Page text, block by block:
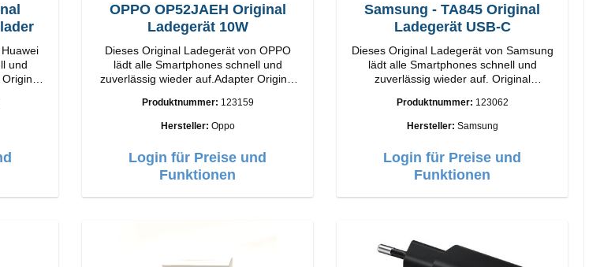
und
OPPO OP52JAEH Original
Ladegerät 10W
Dieses Original Ladegerät von OPPO
lädt alle Smartphones schnell und
zuverlässig wieder auf.Adapter Original
Anschlüsse: USB-A Output: 10W Farbe:
Weiss
Produktnummer: 123159
Hersteller: Oppo
Login für Preise und
Funktionen
Samsung - TA845 Original
Ladegerät USB-C
Dieses Original Ladegerät von Samsung
lädt alle Smartphones schnell und
zuverlässig wieder auf. Original
VerarbeitungAnschlüss: USB-C Output:
USB-C: 45W Farbe: Schwarz
Produktnummer: 123062
Hersteller: Samsung
Login für Preise und
Funktionen